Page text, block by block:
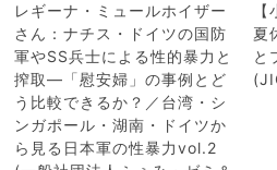
レギーナ・ミュールホイザー
さん：ナチス・ドイツの国防
軍やSS兵士による性的暴力と
搾取―「慰安婦」の事例とど
う比較できるか？／台湾・シ
ンガポール・湖南・ドイツか
ら見る日本軍の性暴力vol.2
夏
と